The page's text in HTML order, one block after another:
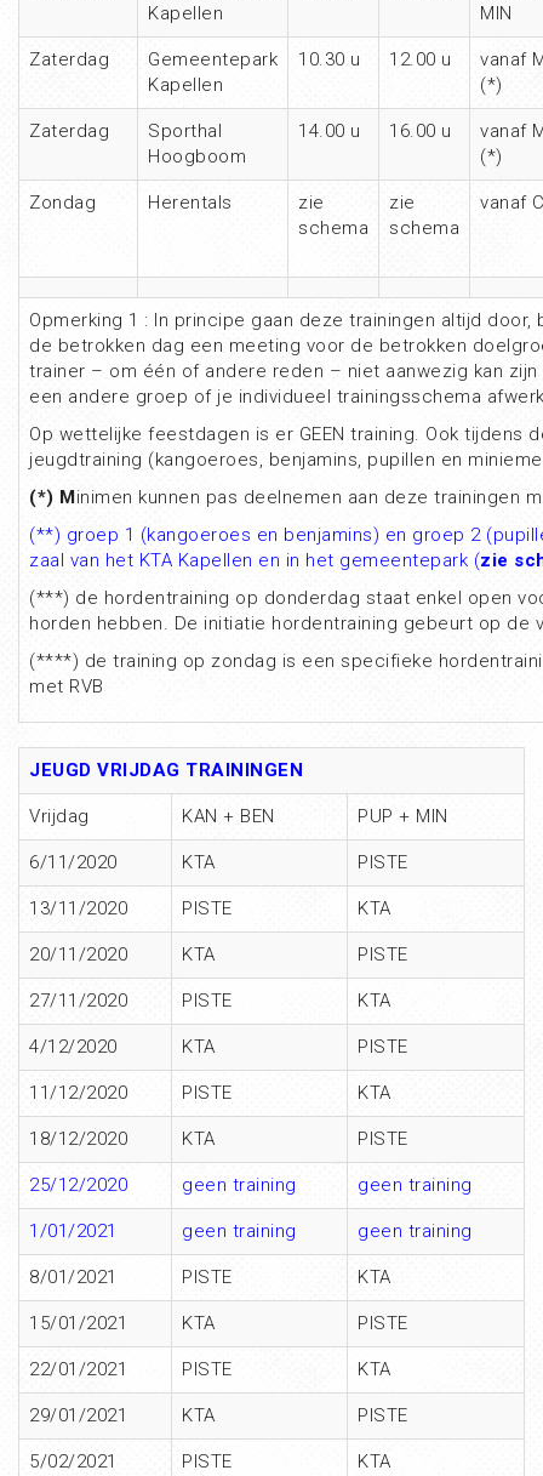
Kapellen
MIN
Zaterdag
Gemeentepark
Kapellen
10.30 u 12.00 u
vanaf
(*)
Zaterdag
Sporthal
Hoogboom
14.00 u 16.00 u
vanaf
(*)
Zondag Herentals
zie
schema
zie
schema
vanaf
Opmerking 1 : In principe gaan deze trainingen altijd
de betrokken dag een meeting voor de betrokken
trainer – om één of andere reden – niet aanwezig kan
een andere groep of je individueel trainingsschema
Op wettelijke feestdagen is er GEEN training. Ook tijdens
jeugdtraining (kangoeroes, benjamins, pupillen en
(*) Minimen kunnen pas deelnemen aan deze trainingen
(**) groep 1 (kangoeroes en benjamins) en groep 2
zaal van het KTA Kapellen en in het gemeentepark (zie
(***) de hordentraining op donderdag staat enkel open
horden hebben. De initiatie hordentraining gebeurt op de
(****) de training op zondag is een specifieke
met RVB
JEUGD VRIJDAG TRAININGEN
Vrijdag KAN + BEN PUP + MIN
6/11/2020 KTA PISTE
13/11/2020 PISTE KTA
20/11/2020 KTA PISTE
27/11/2020 PISTE KTA
4/12/2020 KTA PISTE
11/12/2020 PISTE KTA
18/12/2020 KTA PISTE
25/12/2020 geen training geen training
1/01/2021 geen training geen training
8/01/2021 PISTE KTA
15/01/2021 KTA PISTE
22/01/2021 PISTE KTA
29/01/2021 KTA PISTE
5/02/2021 PISTE KTA